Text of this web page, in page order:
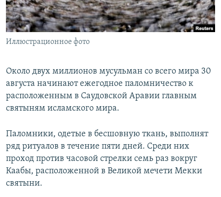
ПОБЕДИТЕЛЕЙ НЕ СУДЯТ?
КРЫМ.НЕПОКОРЕННЫЙ
ELIFBE
ПРИСОЕДИНЯЙТЕСЬ!
Все сайты RFE/RL
Иллюстрационное фото
Около двух миллионов мусульман со всего мира 30
августа начинают ежегодное паломничество к
расположенным в Саудовской Аравии главным
святыням исламского мира.
Паломники, одетые в бесшовную ткань, выполнят
ряд ритуалов в течение пяти дней. Среди них
проход против часовой стрелки семь раз вокруг
Каабы, расположенной в Великой мечети Мекки
святыни.